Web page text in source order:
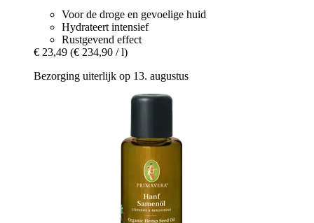
Voor de droge en gevoelige huid
Hydrateert intensief
Rustgevend effect
€ 23,49 (€ 234,90 / l)
Bezorging uiterlijk op 13. augustus